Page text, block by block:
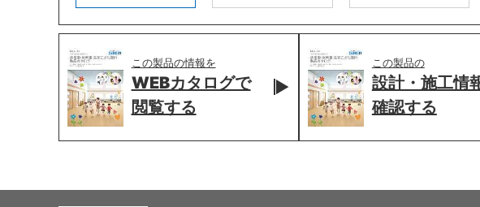
この製品の情報を
WEBカタログで
閲覧する
この製品の
設計・施工情
確認する